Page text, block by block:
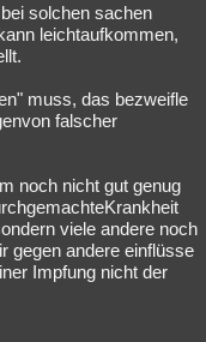
solchen sachen
leichtaufkommen,
muss, das bezweifle
falscher
noch nicht gut genug
viele andere noch
gegen andere einflüsse
Impfung nicht der